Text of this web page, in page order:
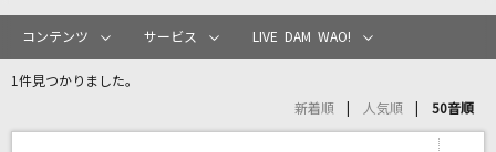
カラオケリクエスト
コンテンツ サービス LIVE DAM WAO!
1件見つかりました。
新着順 人気順 50音順